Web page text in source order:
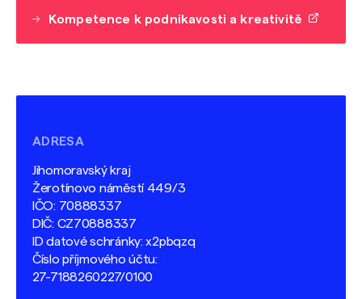
Kompetence k podnikavosti a kreativitě
ADRESA
Jihomoravský kraj
Žerotínovo náměstí 449/3
IČO: 70888337
DIČ: CZ70888337
ID datové schránky: x2pbqzq
Číslo příjmového účtu:
27-7188260227/0100